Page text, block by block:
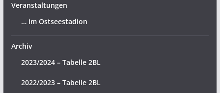
Veranstaltungen
… im Ostseestadion
Archiv
2023/2024 – Tabelle 2BL
2022/2023 – Tabelle 2BL